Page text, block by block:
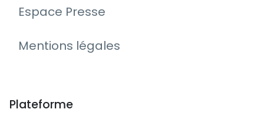
Espace Presse
Mentions légales
Plateforme